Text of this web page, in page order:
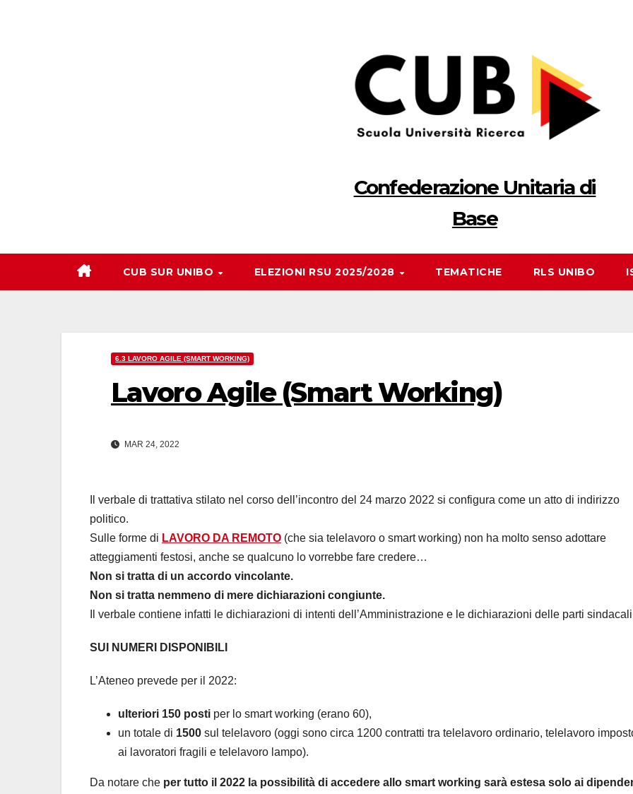
Confederazione Unitaria di
Base
CUB SUR UNIBO ELEZIONI RSU 2025/2028 TEMATICHE RLS UNIBO
6.3 LAVORO AGILE (SMART WORKING)
Lavoro Agile (Smart Working)
MAR 24, 2022
Il verbale di trattativa stilato nel corso dell’incontro del 24 marzo 2022 si configura come un atto di indirizzo
politico.
Sulle forme di LAVORO DA REMOTO (che sia telelavoro o smart working) non ha molto senso adottare
atteggiamenti festosi, anche se qualcuno lo vorrebbe fare credere…
Non si tratta di un accordo vincolante.
Non si tratta nemmeno di mere dichiarazioni congiunte.
Il verbale contiene infatti le dichiarazioni di intenti dell’Amministrazione e le dichiarazioni delle parti
SUI NUMERI DISPONIBILI
L’Ateneo prevede per il 2022:
ulteriori 150 posti per lo smart working (erano 60),
un totale di 1500 sul telelavoro (oggi sono circa 1200 contratti tra telelavoro ordinario, telelavoro
ai lavoratori fragili e telelavoro lampo).
Da notare che per tutto il 2022 la possibilità di accedere allo smart working sarà estesa solo ai